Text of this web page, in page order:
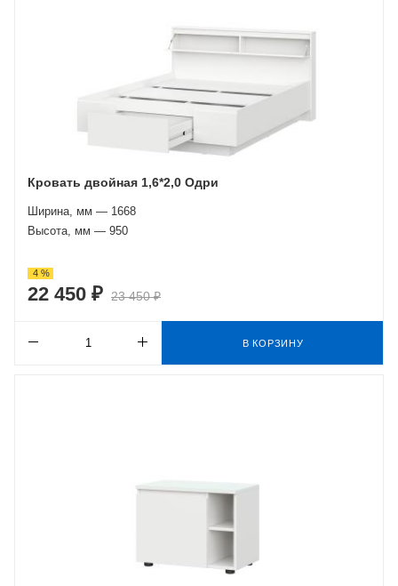
Кровать двойная 1,6*2,0 Одри
Ширина, мм — 1668
Высота, мм — 950
4 %
22 450 ₽ 23 450 ₽
В КОРЗИНУ